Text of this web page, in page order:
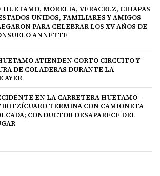
HUETAMO, MORELIA, VERACRUZ, CHIAPAS
UNIDOS, FAMILIARES Y AMIGOS
PARA CELEBRAR LOS XV AÑOS DE
ANNETTE
ATIENDEN CORTO CIRCUITO Y
DE COLADERAS DURANTE LA
AYER
EN LA CARRETERA HUETAMO–
TERMINA CON CAMIONETA
CONDUCTOR DESAPARECE DEL